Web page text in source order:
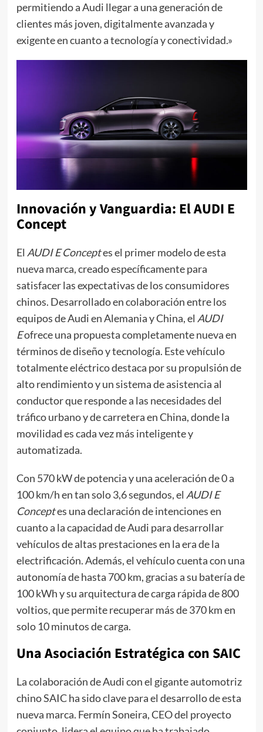
permitiendo a Audi llegar a una generación de
clientes más joven, digitalmente avanzada y
exigente en cuanto a tecnología y conectividad.»
Innovación y Vanguardia: El AUDI E
Concept
El AUDI E Conceptes el primer modelo de esta
nueva marca, creado específicamente para
satisfacer las expectativas de los consumidores
chinos. Desarrollado en colaboración entre los
equipos de Audi en Alemania y China, el AUDI
Eofrece una propuesta completamente nueva en
términos de diseño y tecnología. Este vehículo
totalmente eléctrico destaca por su propulsión de
alto rendimiento y un sistema de asistencia al
conductor que responde a las necesidades del
tráfico urbano y de carretera en China, donde la
movilidad es cada vez más inteligente y
automatizada.
Con 570 kW de potencia y una aceleración de 0 a
100 km/h en tan solo 3,6 segundos, el AUDI E
Conceptes una declaración de intenciones en
cuanto a la capacidad de Audi para desarrollar
vehículos de altas prestaciones en la era de la
electrificación. Además, el vehículo cuenta con una
autonomía de hasta 700 km, gracias a su batería de
100 kWh y su arquitectura de carga rápida de 800
voltios, que permite recuperar más de 370 km en
solo 10 minutos de carga.
Una Asociación Estratégica con SAIC
La colaboración de Audi con el gigante automotriz
chino SAIC ha sido clave para el desarrollo de esta
nueva marca. Fermín Soneira, CEO del proyecto